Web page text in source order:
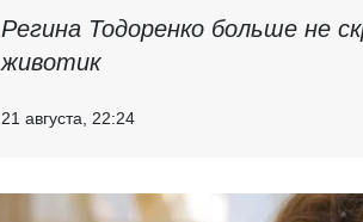
Регина Тодоренко больше не
животик
21 августа, 22:24